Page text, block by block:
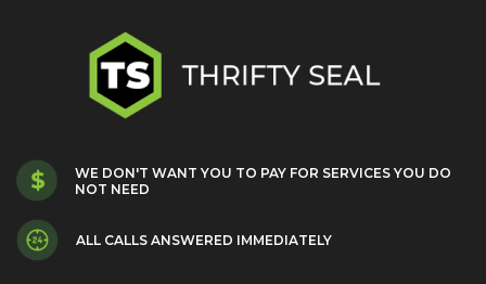
WE DON'T WANT YOU TO PAY FOR SERVICES YOU DO
NOT NEED
ALL CALLS ANSWERED IMMEDIATELY